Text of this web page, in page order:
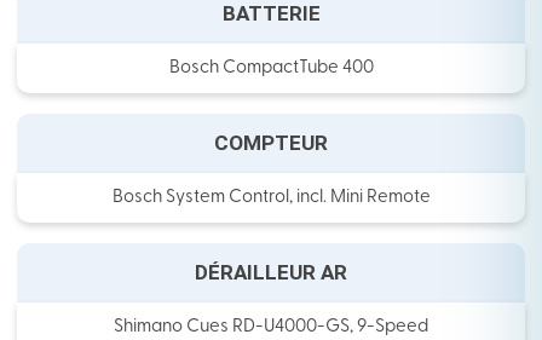
BATTERIE
Bosch CompactTube 400
COMPTEUR
Bosch System Control, incl. Mini Remote
DÉRAILLEUR AR
Shimano Cues RD-U4000-GS, 9-Speed